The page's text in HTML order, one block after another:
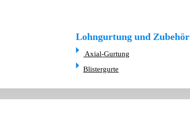
Lohngurtung und Zubehör
Axial-Gurtung
Blistergurte